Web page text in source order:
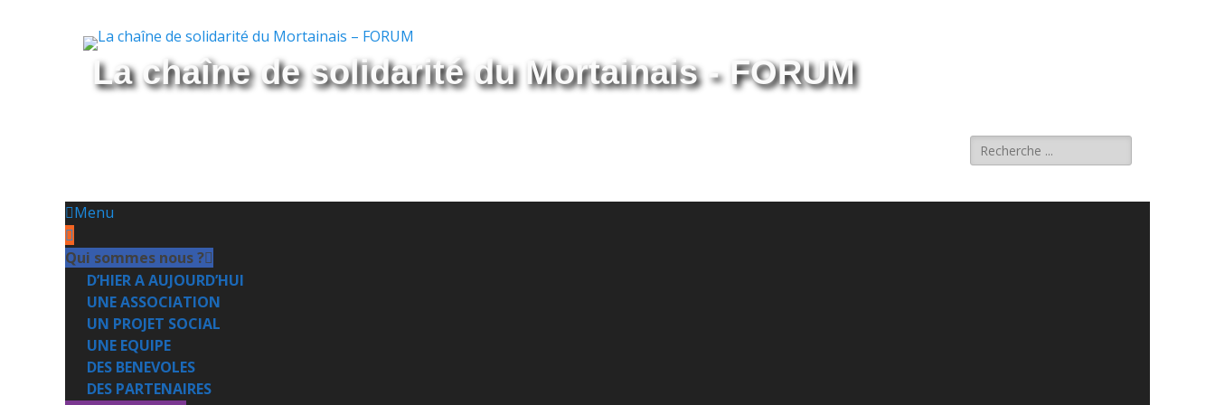
La chaîne de solidarité du Mortainais - FORUM
Rechercher :
Menu
principal
Aller
au
contenu
Menu
Qui sommes nous ?
D’HIER A AUJOURD’HUI
UNE ASSOCIATION
UN PROJET SOCIAL
UNE EQUIPE
DES BENEVOLES
DES PARTENAIRES